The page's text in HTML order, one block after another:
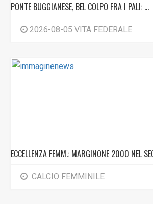
PONTE BUGGIANESE, BEL COLPO FRA I PALI: ...
2026-08-05 VITA FEDERALE
ECCELLENZA FEMM.: MARGINONE 2000 NEL
CALCIO FEMMINILE